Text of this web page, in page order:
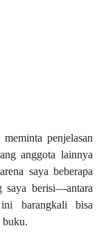
penjelasan
anggota lainnya
saya beberapa
saya berisi—antara
barangkali bisa
buku.